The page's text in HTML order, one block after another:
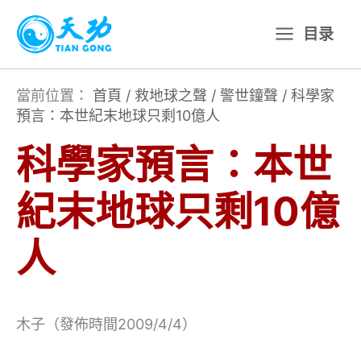
主
目录
當前位置： 首頁 / 救地球之聲 / 警世鐘聲 / 科學家
預言：本世紀末地球只剩10億人
科學家預言：本世
紀末地球只剩10億
人
木子（發佈時間2009/4/4）